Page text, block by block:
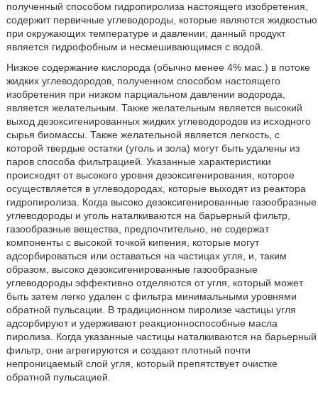
полученный способом гидропиролиза настоящего изобретения,
содержит первичные углеводороды, которые являются жидкостью
при окружающих температуре и давлении; данный продукт
является гидрофобным и несмешивающимся с водой.
Низкое содержание кислорода (обычно менее 4% мас.) в потоке
жидких углеводородов, полученном способом настоящего
изобретения при низком парциальном давлении водорода,
является желательным. Также желательным является высокий
выход дезоксигенированных жидких углеводородов из исходного
сырья биомассы. Также желательной является легкость, с
которой твердые остатки (уголь и зола) могут быть удалены из
паров способа фильтрацией. Указанные характеристики
происходят от высокого уровня дезоксигенирования, которое
осуществляется в углеводородах, которые выходят из реактора
гидропиролиза. Когда высоко дезоксигенированные газообразные
углеводороды и уголь наталкиваются на барьерный фильтр,
газообразные вещества, предпочтительно, не содержат
компоненты с высокой точкой кипения, которые могут
адсорбироваться или оставаться на частицах угля, и, таким
образом, высоко дезоксигенированные газообразные
углеводороды эффективно отделяются от угля, который может
быть затем легко удален с фильтра минимальными уровнями
обратной пульсации. В традиционном пиролизе частицы угля
адсорбируют и удерживают реакционноспособные масла
пиролиза. Когда указанные частицы наталкиваются на барьерный
фильтр, они агрегируются и создают плотный почти
непроницаемый слой угля, который препятствует очистке
обратной пульсацией.